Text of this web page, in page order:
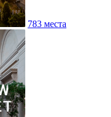
783 места